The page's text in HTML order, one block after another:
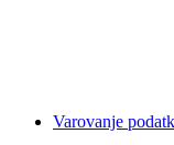
Varovanje